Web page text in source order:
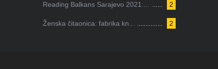
2
Reading Balkans Sarajevo 2021:...
2
Ženska čitaonica: fabrika kn...